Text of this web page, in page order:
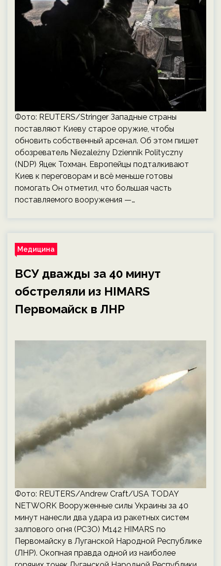
Фото: REUTERS/Stringer Западные страны
поставляют Киеву старое оружие, чтобы
обновить собственный арсенал. Об этом пишет
обозреватель Niezależny Dziennik Polityczny
(NDP) Яцек Тохман. Европейцы подталкивают
Киев к переговорам и всё меньше готовы
помогать Он отметил, что большая часть
поставляемого вооружения —…
Медицина
ВСУ дважды за 40 минут
обстреляли из HIMARS
Первомайск в ЛНР
Фото: REUTERS/Andrew Craft/USA TODAY
NETWORK Вооруженные силы Украины за 40
минут нанесли два удара из ракетных систем
залпового огня (РСЗО) М142 HIMARS по
Первомайску в Луганской Народной Республике
(ЛНР). Окопная правда одной из наиболее